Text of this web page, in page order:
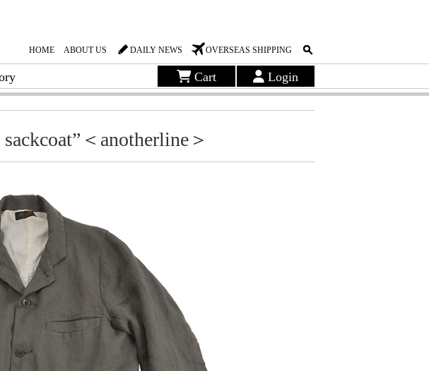
HOME ABOUT US DAILY NEWS OVERSEAS SHIPPING
Cart Login
＜anotherline＞